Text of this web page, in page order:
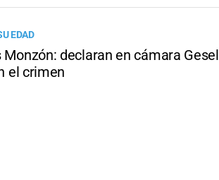
EDAD
declaran en cámara
el crimen